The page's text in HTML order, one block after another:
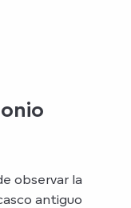
observar la
antiguo